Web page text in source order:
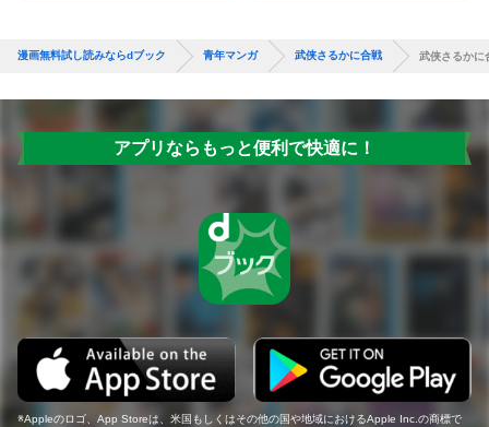
漫画無料試し読みならdブック 青年マンガ 武侠さるかに合戦 武侠さるか
アプリならもっと便利で快適に！
Appleのロゴ、App Storeは、米国もしくはその他の国や地域におけるApple Inc.の商標で